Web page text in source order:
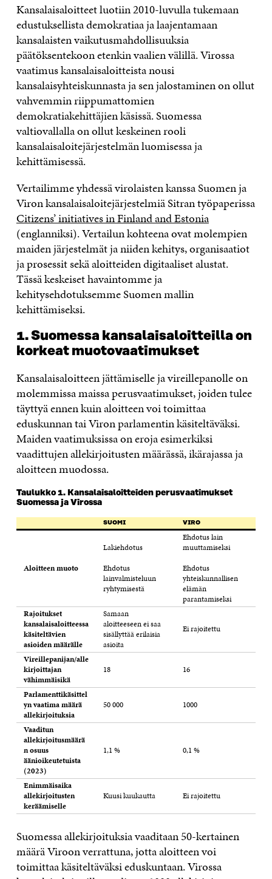
Kansalaisaloitteet luotiin 2010-luvulla tukemaan
edustuksellista demokratiaa ja laajentamaan
kansalaisten vaikutusmahdollisuuksia
päätöksentekoon etenkin vaalien välillä. Virossa
vaatimus kansalaisaloitteista nousi
kansalaisyhteiskunnasta ja sen jalostaminen on ollut
vahvemmin riippumattomien
demokratiakehittäjien käsissä. Suomessa
valtiovallalla on ollut keskeinen rooli
kansalaisaloitejärjestelmän luomisessa ja
kehittämisessä.
Vertailimme yhdessä virolaisten kanssa Suomen ja
Viron kansalaisaloitejärjestelmiä Sitran työpaperissa
Citizens’ initiatives in Finland and Estonia
(englanniksi). Vertailun kohteena ovat molempien
maiden järjestelmät ja niiden kehitys, organisaatiot
ja prosessit sekä aloitteiden digitaaliset alustat.
Tässä keskeiset havaintomme ja
kehitysehdotuksemme Suomen mallin
kehittämiseksi.
1. Suomessa kansalaisaloitteilla on
korkeat muotovaatimukset
Kansalaisaloitteen jättämiselle ja vireillepanolle on
molemmissa maissa perusvaatimukset, joiden tulee
täyttyä ennen kuin aloitteen voi toimittaa
eduskunnan tai Viron parlamentin käsiteltäväksi.
Maiden vaatimuksissa on eroja esimerkiksi
vaadittujen allekirjoitusten määrässä, ikärajassa ja
aloitteen muodossa.
Taulukko 1. Kansalaisaloitteiden perusvaatimukset
Suomessa ja Virossa
SUOMI VIRO
Aloitteen muoto
Lakiehdotus
Ehdotus
lainvalmisteluun
ryhtymisestä
Ehdotus lain
muuttamiseksi
Ehdotus
yhteiskunnallisen
elämän
parantamiseksi
Rajoitukset
kansalaisaloitteessa
käsiteltävien
asioiden määrälle
Samaan
aloitteeseen ei saa
sisällyttää erilaisia
asioita
Ei rajoitettu
Vireillepanijan/alle
kirjoittajan
vähimmäisikä
18 16
Parlamenttikäsittel
yn vaatima määrä
allekirjoituksia
50 000 1000
Vaaditun
allekirjoitusmäärä
n osuus
äänioikeutetuista
(2023)
1,1 % 0,1 %
Enimmäisaika
allekirjoitusten
keräämiselle
Kuusi kuukautta Ei rajoitettu
Suomessa allekirjoituksia vaaditaan 50-kertainen
määrä Viroon verrattuna, jotta aloitteen voi
toimittaa käsiteltäväksi eduskuntaan. Virossa